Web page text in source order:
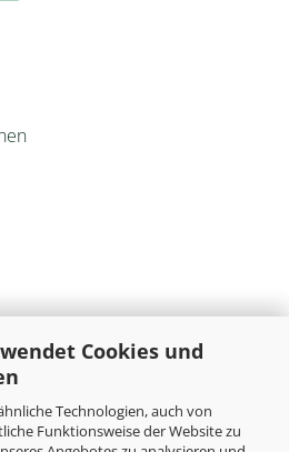
Cookies und
Technologien, auch von
Funktionsweise der Website zu